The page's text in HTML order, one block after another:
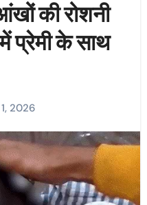
की रोशनी
प्रेमी के साथ
2026